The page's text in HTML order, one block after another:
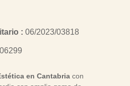
: 06/2023/03818
en Cantabriacon